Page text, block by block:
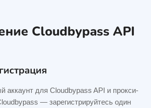
Cloudbypass API
аккаунт для Cloudbypass API и прокси-
— зарегистрируйтесь один